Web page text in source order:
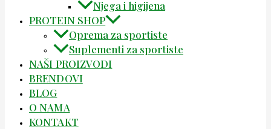
Njega i higijena
PROTEIN SHOP
Oprema za sportiste
Suplementi za sportiste
NAŠI PROIZVODI
BRENDOVI
BLOG
O NAMA
KONTAKT